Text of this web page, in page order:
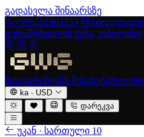
გადასვლა შინაარსზე
+995551903333
გურამიშვილის ქუჩა, თბილისი
მთავარიჩვენს შესახებ
ka · USD
დარეკვა
უკან · სართული 10